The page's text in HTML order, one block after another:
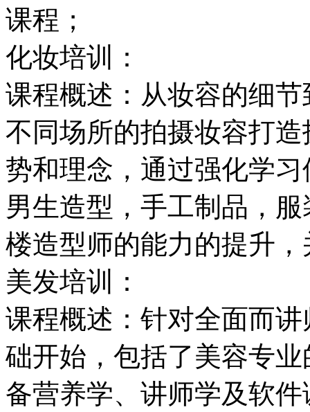
课程；
化妆培训：
课程概述：从妆容的细
不同场所的拍摄妆容打
势和理念，通过强化学
男生造型，手工制品，
楼造型师的能力的提升
美发培训：
课程概述：针对全面而
础开始，包括了美容专
备营养学、讲师学及软